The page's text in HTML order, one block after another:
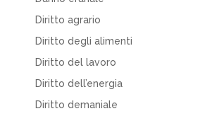
Diritto agrario
Diritto degli alimenti
Diritto del lavoro
Diritto dell’energia
Diritto demaniale